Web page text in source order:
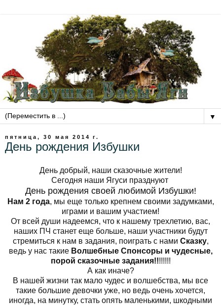
▼
пятница, 30 мая 2014 г.
День рождения Избушки
День добрый, наши сказочные жители!
Сегодня наши Ягуси празднуют
День рождения своей любимой Избушки!
Нам 2 года, мы еще только крепнем своими задумками,
играми и вашим участием!
От всей души надеемся, что к нашему трехлетию, вас,
наших ПЧ станет еще больше, наши участники будут
стремиться к нам в задания, поиграть с нами Сказку,
ведь у нас такие Волшебные Спонсоры и чудесные,
порой сказочные задания!!!!!!!!
А как иначе?
В нашей жизни так мало чудес и волшебства, мы все
такие большие девочки уже, но ведь очень хочется,
иногда, на минутку, стать опять маленькими, шкодными